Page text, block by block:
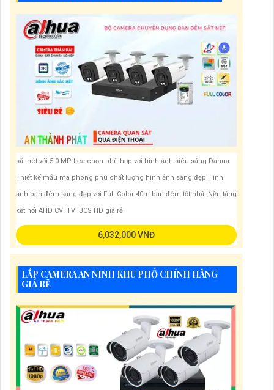
sắt nét với 5.0 MP Lựa chọn phù hợp với hình ảnh siêu sáng Dahua
Thiết kế mẫu mã phong phú chất lượng hình ảnh sáng đẹp Hình
ảnh ban đêm sáng đẹp với Full Color 40m ban đêm tốt nhất Nền tảng
kết nối AHD CVI TVI BCS HD giá rẻ
6,032,000 VNĐ
LẮP CAMERA AN NINH KHU PHỐ CHÍNH HÃNG
GIÁ RẺ